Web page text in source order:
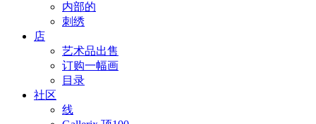
内部的
刺绣
店
艺术品出售
订购一幅画
目录
社区
线